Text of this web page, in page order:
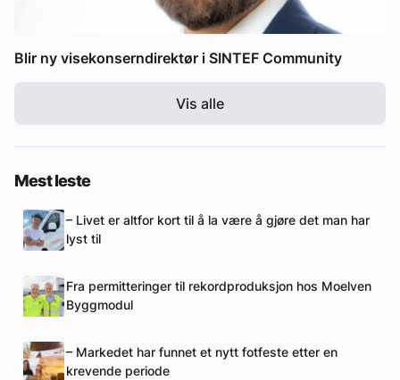
Blir ny visekonserndirektør i SINTEF Community
Vis alle
Mest leste
– Livet er altfor kort til å la være å gjøre det man har
lyst til
Fra permitteringer til rekordproduksjon hos Moelven
Byggmodul
– Markedet har funnet et nytt fotfeste etter en
krevende periode